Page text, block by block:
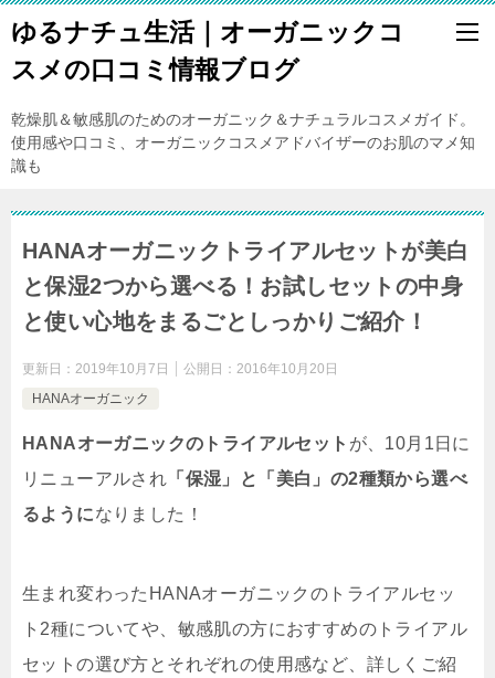
ゆるナチュ生活｜オーガニックコ
スメの口コミ情報ブログ
乾燥肌＆敏感肌のためのオーガニック＆ナチュラルコスメガイド。
使用感や口コミ、オーガニックコスメアドバイザーのお肌のマメ知
識も
HANAオーガニックトライアルセットが美白
と保湿2つから選べる！お試しセットの中身
と使い心地をまるごとしっかりご紹介！
更新日： 2019年10月7日 公開日： 2016年10月20日
HANAオーガニック
HANAオーガニックのトライアルセット が、10月1日に
リニューアルされ 「保湿」と「美白」の2種類から選べ
るようになりました！
生まれ変わったHANAオーガニックのトライアルセッ
ト2種についてや、敏感肌の方におすすめのトライアル
セットの選び方とそれぞれの使用感など、詳しくご紹